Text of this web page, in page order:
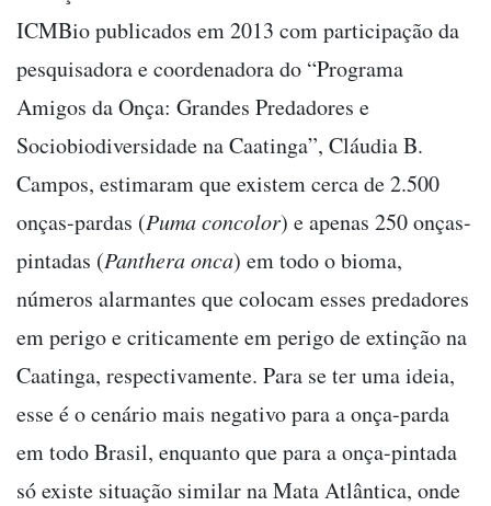
ICMBio publicados em 2013 com participação da
pesquisadora e coordenadora do “Programa
Amigos da Onça: Grandes Predadores e
Sociobiodiversidade na Caatinga”, Cláudia B.
Campos, estimaram que existem cerca de 2.500
onças-pardas (Puma concolor) e apenas 250 onças-
pintadas (Panthera onca) em todo o bioma,
números alarmantes que colocam esses predadores
em perigo e criticamente em perigo de extinção na
Caatinga, respectivamente. Para se ter uma ideia,
esse é o cenário mais negativo para a onça-parda
em todo Brasil, enquanto que para a onça-pintada
só existe situação similar na Mata Atlântica, onde